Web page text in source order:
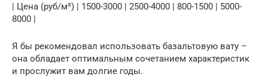
| Цена (руб/м³) | 1500-3000 | 2500-4000 | 800-1500 | 5000-
8000 |
Я бы рекомендовал использовать базальтовую вату –
она обладает оптимальным сочетанием характеристик
и прослужит вам долгие годы.